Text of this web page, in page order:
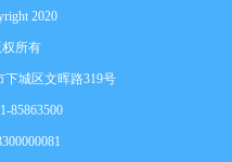
2020
所有
城区文晖路319号
85863500